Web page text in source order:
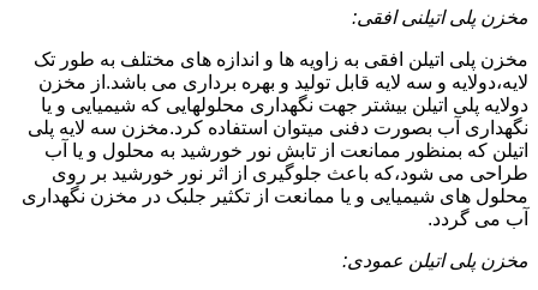
مخزن پلی اتیلنی افقی:
مخزن پلی اتیلن افقی به زاویه ها و اندازه های مختلف به طور تک
لایه،دولایه و سه لایه قابل تولید و بهره برداری می باشد.از مخزن
دولایه پلی اتیلن بیشتر جهت نگهداری محلولهایی که شیمیایی و یا
نگهداری آب بصورت دفنی میتوان استفاده کرد.مخزن سه لایه پلی
اتیلن که بمنظور ممانعت از تابش نور خورشید به محلول و یا آب
طراحی می شود،که باعث جلوگیری از اثر نور خورشید بر روی
محلول های شیمیایی و یا ممانعت از تکثیر جلبک در مخزن نگهداری
آب می گردد.
مخزن پلی اتیلن عمودی: